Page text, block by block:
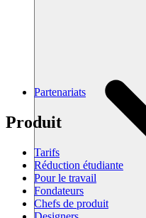
Partenariats
Produit
Tarifs
Réduction étudiante
Pour le travail
Fondateurs
Chefs de produit